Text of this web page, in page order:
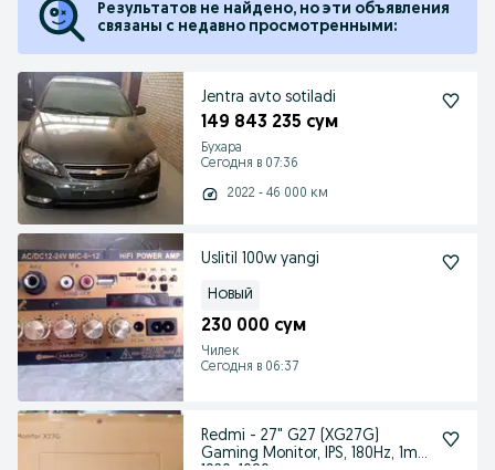
Результатов не найдено, но эти объявления
связаны с недавно просмотренными:
Jentra avto sotiladi
149 843 235 сум
Бухара
Сегодня в 07:36
2022 - 46 000 км
Uslitil 100w yangi
Новый
230 000 сум
Чилек
Сегодня в 06:37
Redmi - 27" G27 (XG27G)
Gaming Monitor, IPS, 180Hz, 1mc,